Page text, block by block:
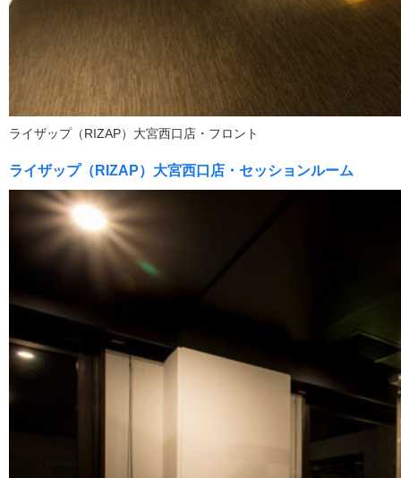
ライザップ（RIZAP）大宮西口店・フロント
ライザップ（RIZAP）大宮西口店・セッションルーム